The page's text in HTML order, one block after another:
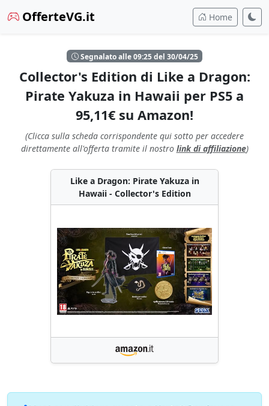
OfferteVG.it Home
Segnalato alle 09:25 del 30/04/25
Collector's Edition di Like a Dragon:
Pirate Yakuza in Hawaii per PS5 a
95,11€ su Amazon!
(Clicca sulla scheda corrispondente qui sotto per accedere
direttamente all'offerta tramite il nostro link di affiliazione)
Like a Dragon: Pirate Yakuza in
Hawaii - Collector's Edition